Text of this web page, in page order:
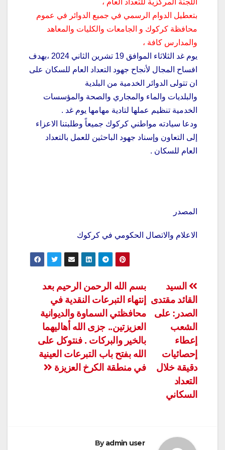
اللجنة المركزية للتعداد العام ،
بتعطيل الدوام الرسمي في جميع الدوائر في عموم
محافظة كركوك و الجامعات والكليات والمعاهد
والمدارس كافة ،
يوم غد الثلاثاء الموافق 19 تشرين الثاني 2024 ،بهدف
افساح المجال لأنجاح جهود التعداد العام للسكان على
ان تتولى الدوائر الخدمية من البلدية
والبلديات والماء والمجاري والصحة والمؤسسات
الخدمية تنظيم عملها لتادية مهامها يوم غد .
ودعا سيادته مواطني كركوك جميعاً وطلبتنا الاعزاء
إلى التعاون وإسناد جهود الباحثين للعمل بالتعداد
العام للسكان .
المصدر
الاعلام والاتصال الحكومي في كركوك
تصفّح
المقالات
بسم الله الرحمن الرحيم بعد
إنتهاء التبرعات النقدية في
محافظتي السماوة والديوانية
العزيزتين.. جزى الله أهاليهما
بالخير والبركات . فنتوكل على
الله بفتح باب التبرعات العينية
في منطقة الكرخ العزيزة
السيد
القائد مقتدى
الصدر: على
الشعب
إعطاء
إحصائيات
دقيقة خلال
التعداد
السكاني
Byadmin user